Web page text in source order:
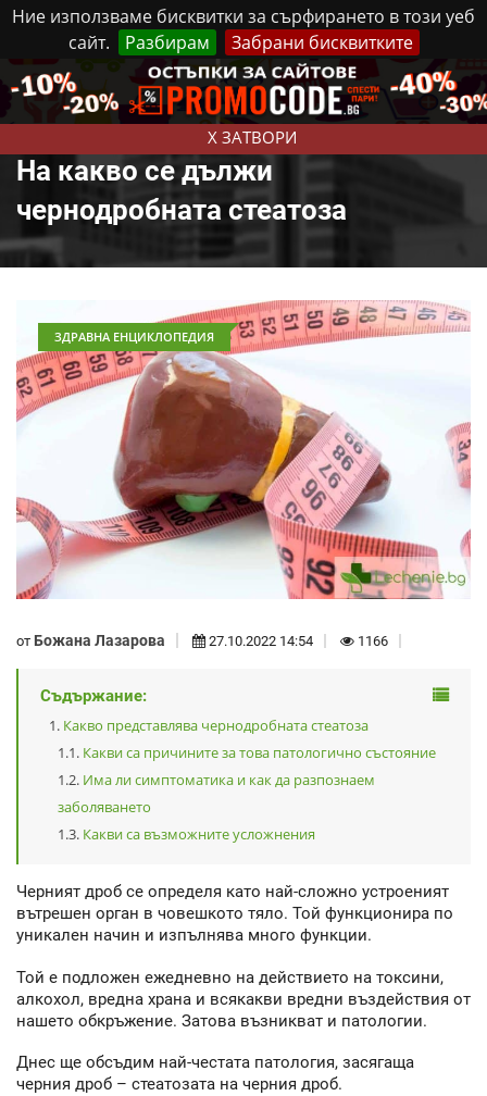
Ние използваме бисквитки за сърфирането в този уеб
сайт.
Разбирам Забрани бисквитките
X ЗАТВОРИ
Четвъртък, 6 Август, 2026 Реклама Контакти
На какво се дължи
чернодробната стеатоза
ЗДРАВНА ЕНЦИКЛОПЕДИЯ
от Божана Лазарова 27.10.2022 14:54 1166
Съдържание:
Какво представлява чернодробната стеатоза
Какви са причините за това патологично състояние
Има ли симптоматика и как да разпознаем
заболяването
Какви са възможните усложнения
Черният дроб се определя като най-сложно устроеният
вътрешен орган в човешкото тяло. Той функционира по
уникален начин и изпълнява много функции.
Той е подложен ежедневно на действието на токсини,
алкохол, вредна храна и всякакви вредни въздействия от
нашето обкръжение. Затова възникват и патологии.
Днес ще обсъдим най-честата патология, засягаща
черния дроб – стеатозата на черния дроб.